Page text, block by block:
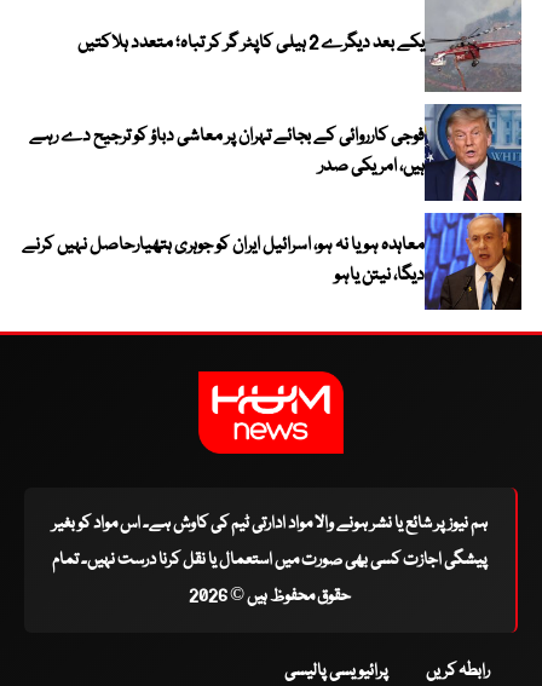
یکے بعد دیگرے 2 ہیلی کاپٹر گر کر تباہ؛ متعدد ہلاکتیں
فوجی کارروائی کے بجائے تہران پر معاشی دباؤ کو ترجیح دے رہے
ہیں، امریکی صدر
معاہدہ ہو یا نہ ہو، اسرائیل ایران کو جوہری ہتھیارحاصل نہیں کرنے
دیگا، نیتن یاہو
ہم نیوز پر شائع یا نشر ہونے والا مواد ادارتی ٹیم کی کاوش ہے۔ اس مواد کو بغیر
پیشگی اجازت کسی بھی صورت میں استعمال یا نقل کرنا درست نہیں۔ تمام
حقوق محفوظ ہیں © 2026
رابطہ کریں پرائیویسی پالیسی